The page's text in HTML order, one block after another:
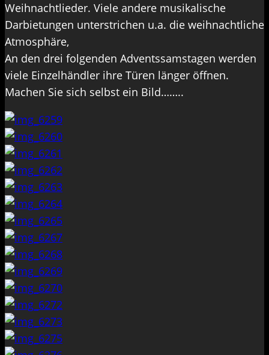
Weihnachtlieder. Viele andere musikalische
Darbietungen unterstrichen u.a. die weihnachtliche
Atmosphäre,
An den drei folgenden Adventssamstagen werden
viele Einzelhändler ihre Türen länger öffnen.
Machen Sie sich selbst ein Bild……..